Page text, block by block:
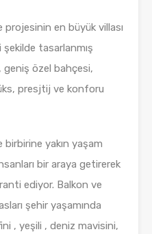
projesinin en büyük villası
tasarlanmış
geniş özel bahçesi,
presjtij ve konforu
yakın yaşam
bir araya getirerek
ediyor. Balkon ve
şehir yaşamında
, yeşili , deniz mavisini,